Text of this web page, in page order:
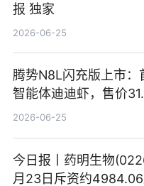
报 独家
2026-06-25
腾势N8L闪充版上市：
智能体迪迪虾，售价
元-34.98万元 焦点日报
2026-06-25
今日报丨药明生物
月23日斥资约4984.06